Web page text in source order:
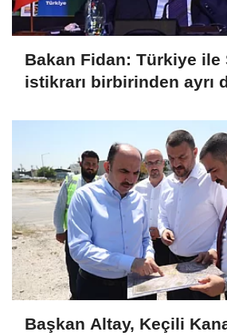
Bakan Fidan: Türkiye ile
istikrarı birbirinden ayrı
Başkan Altay, Keçili